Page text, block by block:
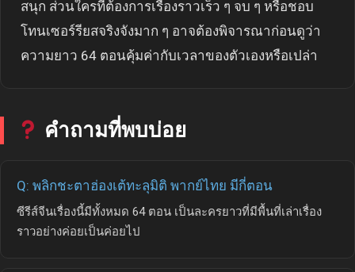
สนุก ส่วนใครที่ต้องการเรื่องราวเร็ว ๆ จบ ๆ หรือชอบ
โทนเซอร์รียสจริงจังมาก ๆ อาจต้องพิจารณาก่อนดูว่า
ความยาว 64 ตอนคุ้มค่ากับเวลาของตัวเองหรือเปล่า
คำถามที่พบบ่อย
Q: พลิกชะตาฮ่องเต้ทะลุมิติ พากย์ไทย มีกี่ตอน
ซีรีส์จีนเรื่องนี้มีทั้งหมด 64 ตอน เป็นละครยาวที่มีพื้นที่เล่าเรื่อง
ราวอย่างค่อยเป็นค่อยไป